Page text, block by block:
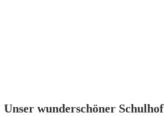
Unser wunderschöner Schulhof